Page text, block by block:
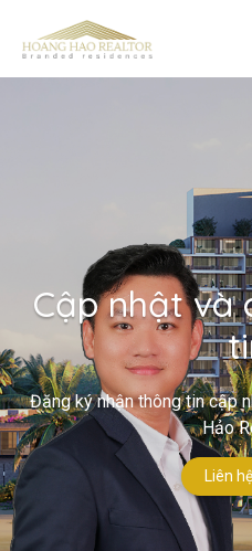
Cập nhật và
Đăng ký nhận thông tin cập
Hảo
Liên